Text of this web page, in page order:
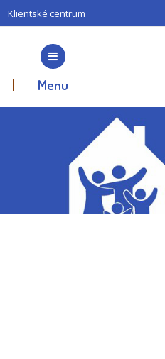
Klientské centrum
Menu